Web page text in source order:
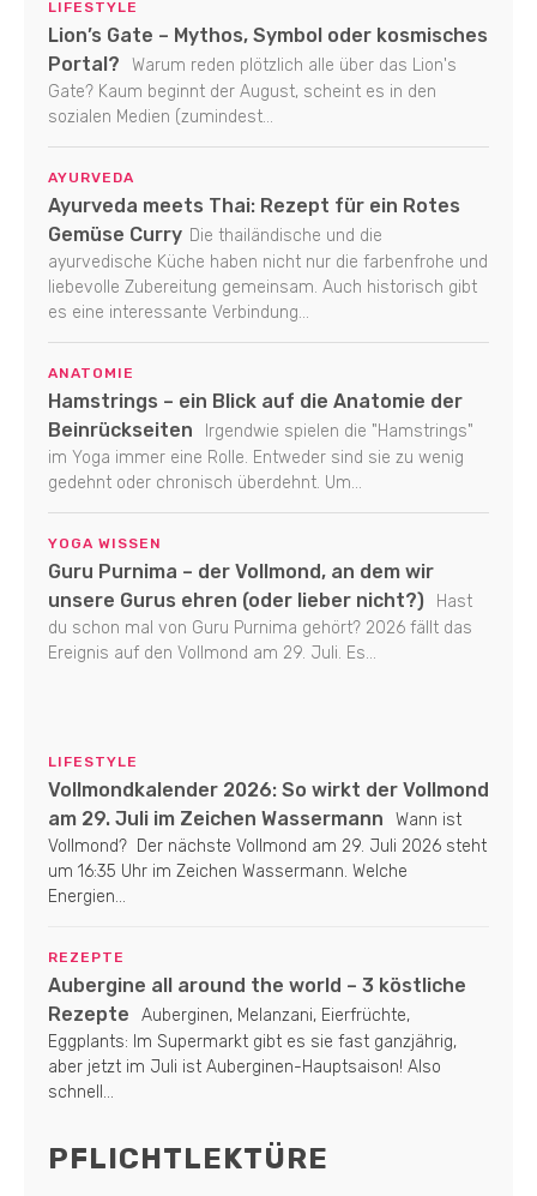
LIFESTYLE
Lion’s Gate – Mythos, Symbol oder kosmisches
Portal?
Warum reden plötzlich alle über das Lion's
Gate? Kaum beginnt der August, scheint es in den
sozialen Medien (zumindest...
AYURVEDA
Ayurveda meets Thai: Rezept für ein Rotes
Gemüse Curry Die thailändische und die
ayurvedische Küche haben nicht nur die farbenfrohe und
liebevolle Zubereitung gemeinsam. Auch historisch gibt
es eine interessante Verbindung...
ANATOMIE
Hamstrings – ein Blick auf die Anatomie der
Beinrückseiten
Irgendwie spielen die "Hamstrings"
im Yoga immer eine Rolle. Entweder sind sie zu wenig
gedehnt oder chronisch überdehnt. Um...
YOGA WISSEN
Guru Purnima – der Vollmond, an dem wir
unsere Gurus ehren (oder lieber nicht?)
Hast
du schon mal von Guru Purnima gehört? 2026 fällt das
Ereignis auf den Vollmond am 29. Juli. Es...
LIFESTYLE
Vollmondkalender 2026: So wirkt der Vollmond
am 29. Juli im Zeichen Wassermann
Wann ist
Vollmond? Der nächste Vollmond am 29. Juli 2026 steht
um 16:35 Uhr im Zeichen Wassermann. Welche
Energien...
REZEPTE
Aubergine all around the world – 3 köstliche
Rezepte
Auberginen, Melanzani, Eierfrüchte,
Eggplants: Im Supermarkt gibt es sie fast ganzjährig,
aber jetzt im Juli ist Auberginen-Hauptsaison! Also
schnell...
PFLICHTLEKTÜRE